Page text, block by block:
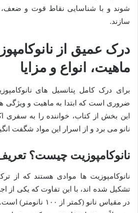
شوند و با شناسایی نقاط قوت و ضعف،
سازند.
درک عمیق از
ماهیت، انواع و مزایا
برای درک کامل پتانسیل های
ضروری است که ابتدا به ماهیت و ویژگی
این بخش از کتاب، خواننده را به سفری
نانو می برد و از اسرار این مواد شگفت
نانوکامپوزیت چیست؟
نانوکامپوزیت ها موادی هستند که از
تشکیل شده اند، با این تفاوت که یکی از
در مقیاس نانو (کمتر